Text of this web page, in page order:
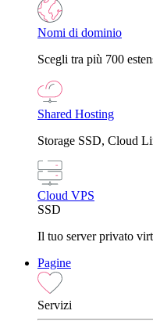
Nomi di dominio
Scegli tra più 700
Shared Hosting
Storage SSD, Cloud
Cloud VPS
SSD
Il tuo server privato
Pagine
Servizi